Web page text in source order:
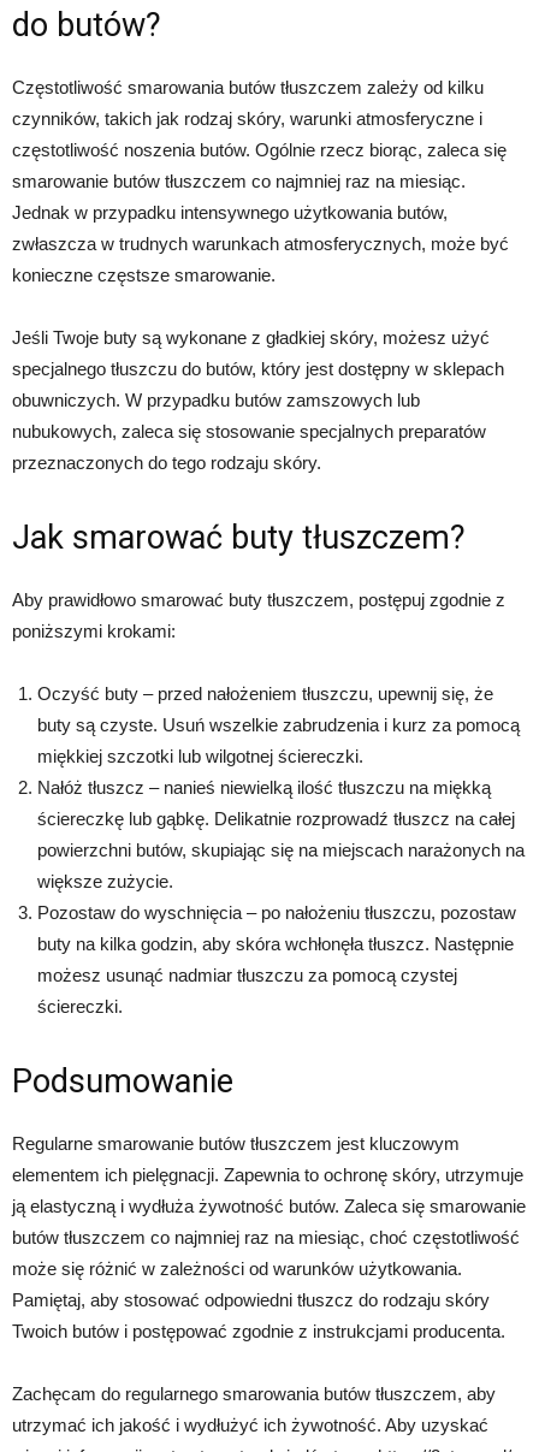
do butów?
Częstotliwość smarowania butów tłuszczem zależy od kilku
czynników, takich jak rodzaj skóry, warunki atmosferyczne i
częstotliwość noszenia butów. Ogólnie rzecz biorąc, zaleca się
smarowanie butów tłuszczem co najmniej raz na miesiąc.
Jednak w przypadku intensywnego użytkowania butów,
zwłaszcza w trudnych warunkach atmosferycznych, może być
konieczne częstsze smarowanie.
Jeśli Twoje buty są wykonane z gładkiej skóry, możesz użyć
specjalnego tłuszczu do butów, który jest dostępny w sklepach
obuwniczych. W przypadku butów zamszowych lub
nubukowych, zaleca się stosowanie specjalnych preparatów
przeznaczonych do tego rodzaju skóry.
Jak smarować buty tłuszczem?
Aby prawidłowo smarować buty tłuszczem, postępuj zgodnie z
poniższymi krokami:
Oczyść buty – przed nałożeniem tłuszczu, upewnij się, że
buty są czyste. Usuń wszelkie zabrudzenia i kurz za pomocą
miękkiej szczotki lub wilgotnej ściereczki.
Nałóż tłuszcz – nanieś niewielką ilość tłuszczu na miękką
ściereczkę lub gąbkę. Delikatnie rozprowadź tłuszcz na całej
powierzchni butów, skupiając się na miejscach narażonych na
większe zużycie.
Pozostaw do wyschnięcia – po nałożeniu tłuszczu, pozostaw
buty na kilka godzin, aby skóra wchłonęła tłuszcz. Następnie
możesz usunąć nadmiar tłuszczu za pomocą czystej
ściereczki.
Podsumowanie
Regularne smarowanie butów tłuszczem jest kluczowym
elementem ich pielęgnacji. Zapewnia to ochronę skóry, utrzymuje
ją elastyczną i wydłuża żywotność butów. Zaleca się smarowanie
butów tłuszczem co najmniej raz na miesiąc, choć częstotliwość
może się różnić w zależności od warunków użytkowania.
Pamiętaj, aby stosować odpowiedni tłuszcz do rodzaju skóry
Twoich butów i postępować zgodnie z instrukcjami producenta.
Zachęcam do regularnego smarowania butów tłuszczem, aby
utrzymać ich jakość i wydłużyć ich żywotność. Aby uzyskać